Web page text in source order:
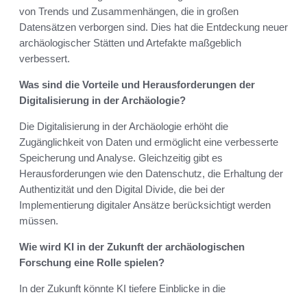
von Trends und Zusammenhängen, die in großen
Datensätzen verborgen sind. Dies hat die Entdeckung neuer
archäologischer Stätten und Artefakte maßgeblich
verbessert.
Was sind die Vorteile und Herausforderungen der
Digitalisierung in der Archäologie?
Die Digitalisierung in der Archäologie erhöht die
Zugänglichkeit von Daten und ermöglicht eine verbesserte
Speicherung und Analyse. Gleichzeitig gibt es
Herausforderungen wie den Datenschutz, die Erhaltung der
Authentizität und den Digital Divide, die bei der
Implementierung digitaler Ansätze berücksichtigt werden
müssen.
Wie wird KI in der Zukunft der archäologischen
Forschung eine Rolle spielen?
In der Zukunft könnte KI tiefere Einblicke in die